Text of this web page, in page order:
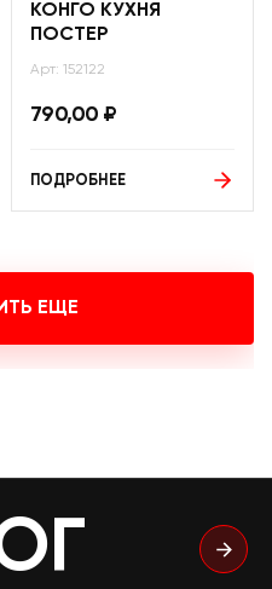
КОНГО КУХНЯ
ПОСТЕР
Арт: 152122
790,00 ₽
ПОДРОБНЕЕ
ЕЩЕ